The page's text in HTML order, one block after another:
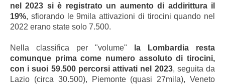
nel 2023 si è registrato un aumento di addirittura il
19%, sfiorando le 9mila attivazioni di tirocini quando nel
2022 erano state solo 7.500.
Nella classifica per "volume"
la Lombardia resta
comunque prima come numero assoluto di tirocini,
con i suoi 59.500 percorsi attivati nel 2023, seguita da
Lazio (circa 30.500), Piemonte (quasi 27mila), Veneto